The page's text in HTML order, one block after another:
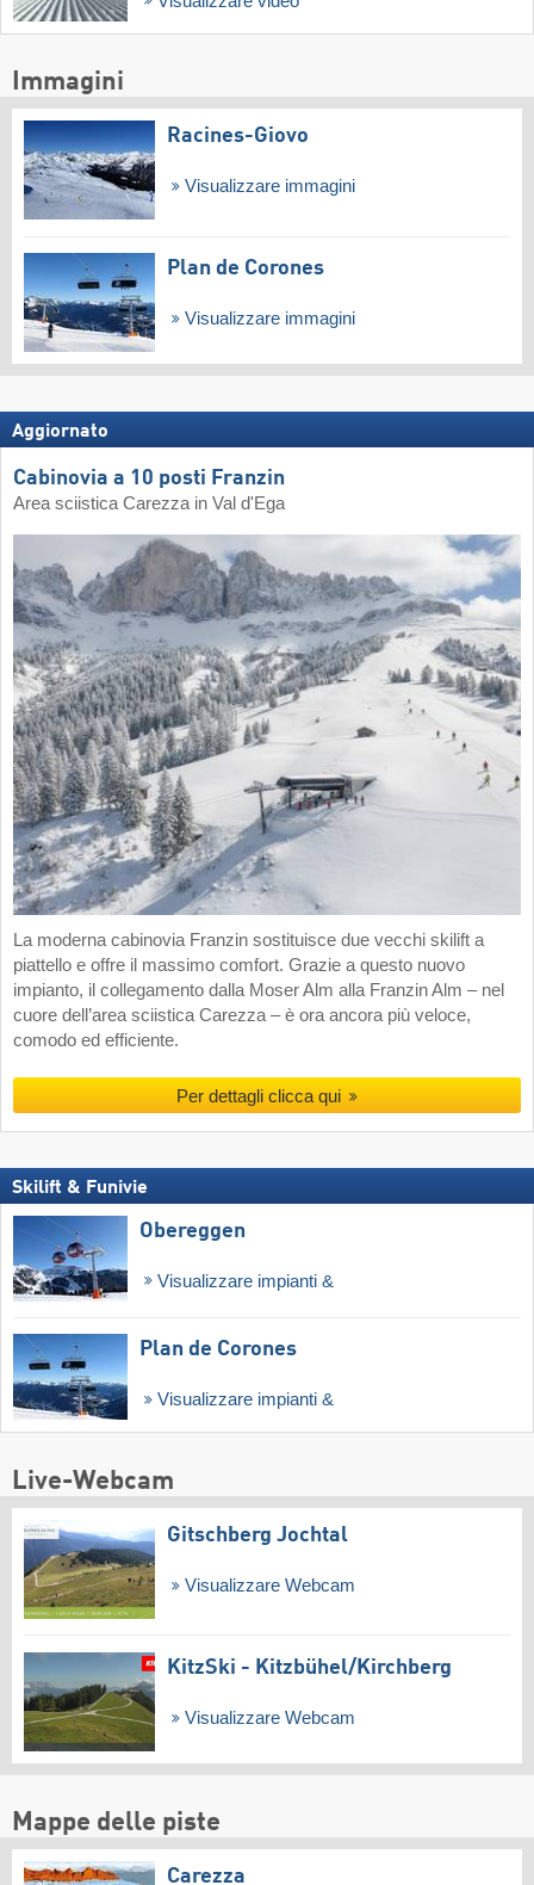
Immagini
Racines-Giovo
Visualizzare immagini
Plan de Corones
Visualizzare immagini
Aggiornato
Cabinovia a 10 posti Franzin
Area sciistica Carezza in Val d'Ega
La moderna cabinovia Franzin sostituisce due vecchi skilift a
piattello e offre il massimo comfort. Grazie a questo nuovo
impianto, il collegamento dalla Moser Alm alla Franzin Alm – nel
cuore dell’area sciistica Carezza – è ora ancora più veloce,
comodo ed efficiente.
Per dettagli clicca qui
Skilift & Funivie
Obereggen
Visualizzare impianti &
Plan de Corones
Visualizzare impianti &
Live-Webcam
Gitschberg Jochtal
Visualizzare Webcam
KitzSki - Kitzbühel/​Kirchberg
Visualizzare Webcam
Mappe delle piste
Carezza